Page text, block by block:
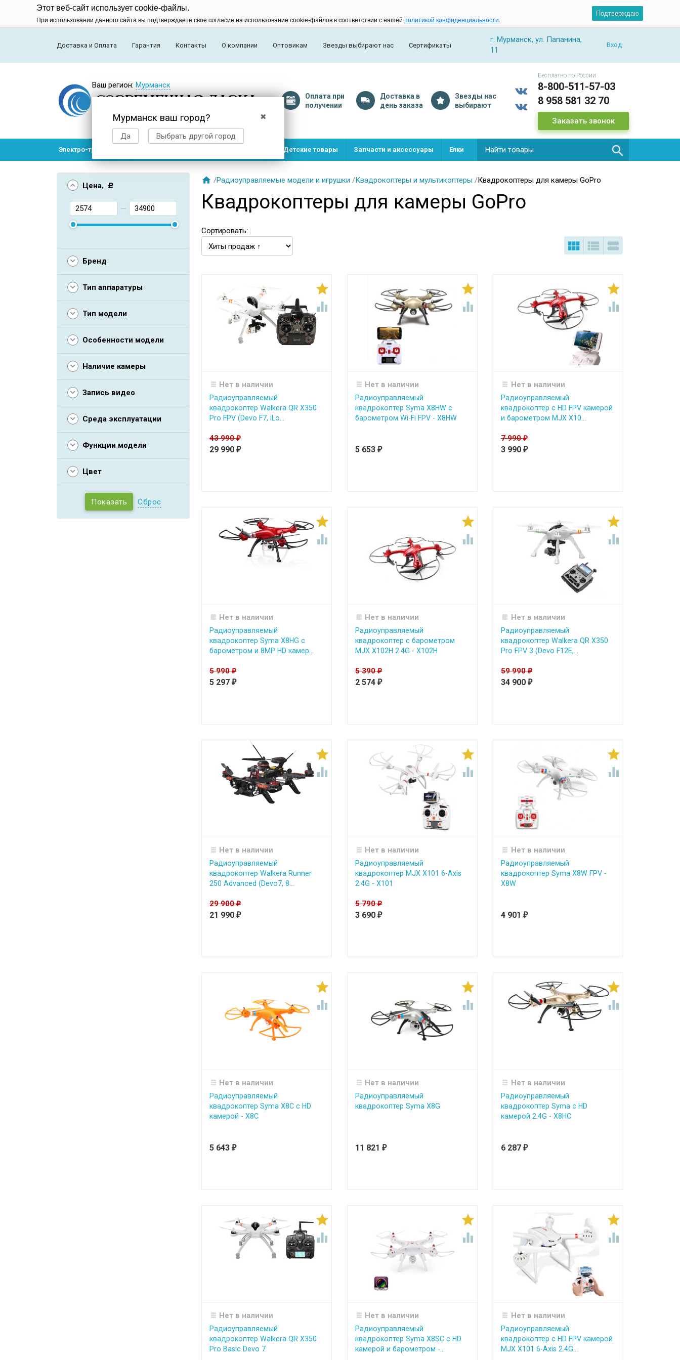
Этот веб-сайт использует cookie-файлы.
При использовании данного сайта вы подтверждаете свое согласие на использование cookie-файлов в соответствии с нашей политикой конфиденциальности.
Подтверждаю
Доставка и Оплата Гарантия Контакты О компании Оптовикам Звезды выбирают нас Сертификаты
г. Мурманск, ул. Папанина,
11
Вход
Ваш регион:Мурманск
✖
Мурманск ваш город?
Да Выбрать другой город
Оплата при
получении
Доставка в
день заказа
Звезды нас
выбирают
Бесплатно по России
8-800-511-57-03
8 958 581 32 70
Заказать звонок
Электро-транспорт Детские товары Запчасти и аксессуары Елки 
Цена , Р
—
Бренд
Тип аппаратуры
Тип модели
Особенности модели
Наличие камеры
Запись видео
Среда эксплуатации
Функции модели
Цвет
Сброс
 /Радиоуправляемые модели и игрушки /Квадрокоптеры и мультикоптеры /Квадрокоптеры для камеры GoPro
Квадрокоптеры для камеры GoPro
Сортировать:
  


Нет в наличии
Радиоуправляемый
квадрокоптер Walkera QR X350
Pro FPV (Devo F7, iLo...
43 990₽
29 990 ₽


Нет в наличии
Радиоуправляемый
квадрокоптер Syma X8HW с
барометром Wi-Fi FPV - X8HW
5 653 ₽


Нет в наличии
Радиоуправляемый
квадрокоптер с HD FPV камерой
и барометром MJX X10...
7 990₽
3 990 ₽


Нет в наличии
Радиоуправляемый
квадрокоптер Syma X8HG с
барометром и 8MP HD камер...
5 990₽
5 297 ₽


Нет в наличии
Радиоуправляемый
квадрокоптер с барометром
MJX X102H 2.4G - X102H
5 390₽
2 574 ₽


Нет в наличии
Радиоуправляемый
квадрокоптер Walkera QR X350
Pro FPV 3 (Devo F12E,...
59 990₽
34 900 ₽


Нет в наличии
Радиоуправляемый
квадрокоптер Walkera Runner
250 Advanced (Devo7, 8...
29 900₽
21 990 ₽


Нет в наличии
Радиоуправляемый
квадрокоптер MJX X101 6-Axis
2.4G - X101
5 790₽
3 690 ₽


Нет в наличии
Радиоуправляемый
квадрокоптер Syma X8W FPV -
X8W
4 901 ₽


Нет в наличии
Радиоуправляемый
квадрокоптер Syma X8C с HD
камерой - X8C
5 643 ₽


Нет в наличии
Радиоуправляемый
квадрокоптер Syma X8G
11 821 ₽


Нет в наличии
Радиоуправляемый
квадрокоптер Syma с HD
камерой 2.4G - X8HC
6 287 ₽


Нет в наличии
Радиоуправляемый
квадрокоптер Walkera QR X350
Pro Basic Devo 7


Нет в наличии
Радиоуправляемый
квадрокоптер Syma X8SC с HD
камерой и барометром -...


Нет в наличии
Радиоуправляемый
квадрокоптер c HD FPV камерой
MJX X101 6-Axis 2.4G...